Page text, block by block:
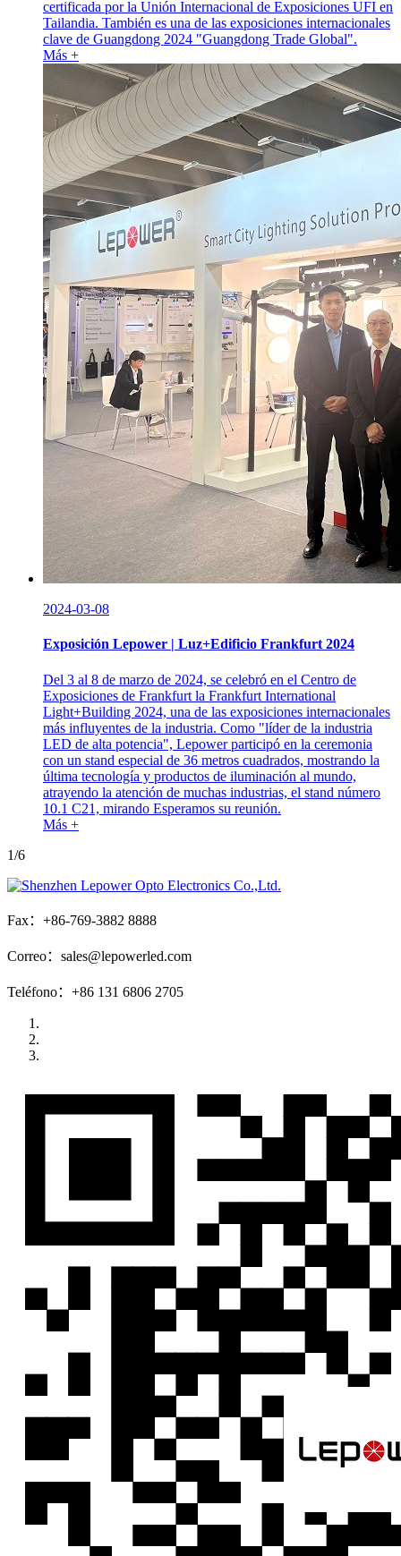
certificada por la Unión Internacional de Exposiciones UFI en
Tailandia. También es una de las exposiciones internacionales
clave de Guangdong 2024 "Guangdong Trade Global".
Más +
2024-03-08
Exposición Lepower | Luz+Edificio Frankfurt 2024
Del 3 al 8 de marzo de 2024, se celebró en el Centro de
Exposiciones de Frankfurt la Frankfurt International
Light+Building 2024, una de las exposiciones internacionales
más influyentes de la industria. Como "líder de la industria
LED de alta potencia", Lepower participó en la ceremonia
con un stand especial de 36 metros cuadrados, mostrando la
última tecnología y productos de iluminación al mundo,
atrayendo la atención de muchas industrias, el stand número
10.1 C21, mirando Esperamos su reunión.
Más +
1/6
Fax：+86-769-3882 8888
Correo：sales@lepowerled.com
Teléfono：+86 131 6806 2705